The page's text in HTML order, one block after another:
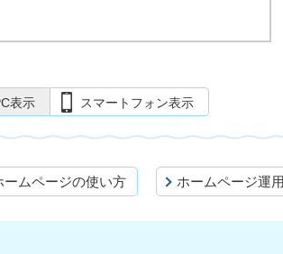
表示 スマートフォン表示
ームページの使い方 ホームページ運